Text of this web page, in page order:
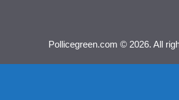
Pollicegreen.com © 2026. All